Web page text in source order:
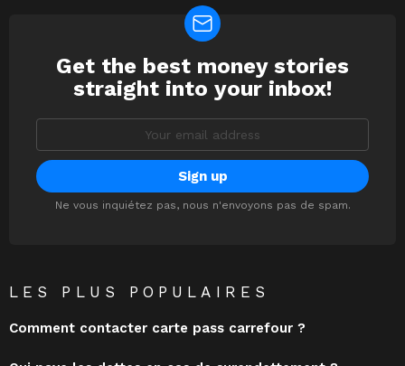
NEWSLETTER
Get the best money stories
straight into your inbox!
Ne vous inquiétez pas, nous n'envoyons pas de spam.
LES PLUS POPULAIRES
Comment contacter carte pass carrefour ?